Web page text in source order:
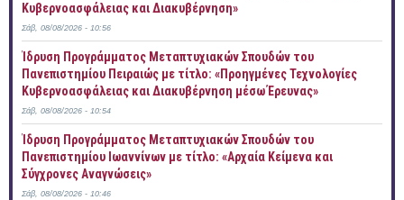
Κυβερνοασφάλειας και Διακυβέρνηση»
Σάβ, 08/08/2026 - 10:56
Ίδρυση Προγράμματος Μεταπτυχιακών Σπουδών του
Πανεπιστημίου Πειραιώς με τίτλο: «Προηγμένες Τεχνολογίες
Κυβερνοασφάλειας και Διακυβέρνηση μέσω Έρευνας»
Σάβ, 08/08/2026 - 10:54
Ίδρυση Προγράμματος Μεταπτυχιακών Σπουδών του
Πανεπιστημίου Ιωαννίνων με τίτλο: «Αρχαία Κείμενα και
Σύγχρονες Αναγνώσεις»
Σάβ, 08/08/2026 - 10:46